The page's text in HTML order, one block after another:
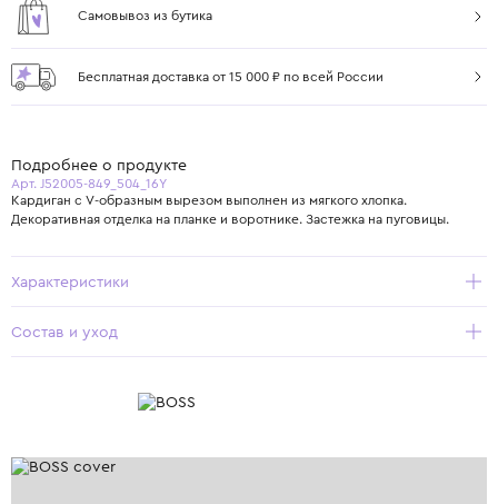
Самовывоз из бутика
Бесплатная доставка от 15 000 ₽ по всей России
Подробнее о продукте
Арт. J52005-849_504_16Y
Кардиган с V-образным вырезом выполнен из мягкого хлопка.
Декоративная отделка на планке и воротнике. Застежка на пуговицы.
Характеристики
Состав и уход